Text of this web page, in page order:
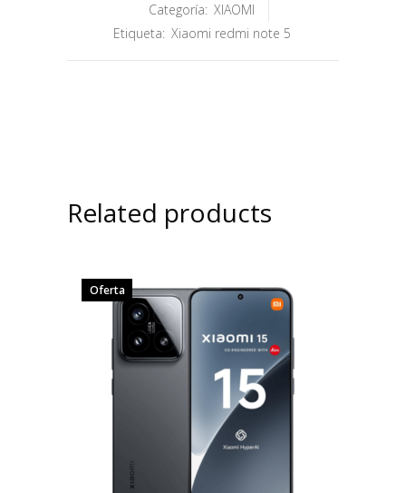
Categoría: XIAOMI
Etiqueta: Xiaomi redmi note 5
Related products
Oferta